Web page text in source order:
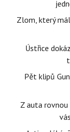
Zlom, který
Ústřice
Pět klipů
Z auta rovnou